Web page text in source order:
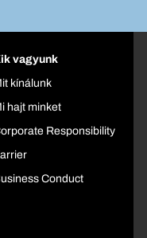
vagyunk
kínálunk
hajt minket
Responsibility
Conduct